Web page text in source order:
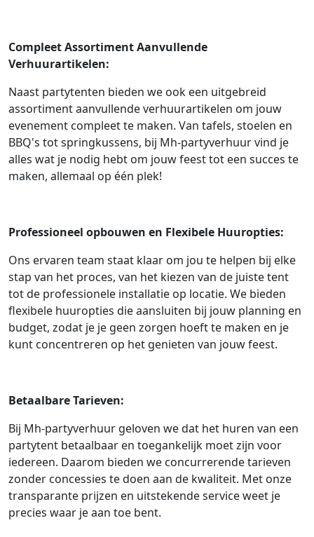
Compleet Assortiment Aanvullende
Verhuurartikelen:
Naast partytenten bieden we ook een uitgebreid
assortiment aanvullende verhuurartikelen om jouw
evenement compleet te maken. Van tafels, stoelen en
BBQ's tot springkussens, bij Mh-partyverhuur vind je
alles wat je nodig hebt om jouw feest tot een succes te
maken, allemaal op één plek!
Professioneel opbouwen en Flexibele Huuropties:
Ons ervaren team staat klaar om jou te helpen bij elke
stap van het proces, van het kiezen van de juiste tent
tot de professionele installatie op locatie. We bieden
flexibele huuropties die aansluiten bij jouw planning en
budget, zodat je je geen zorgen hoeft te maken en je
kunt concentreren op het genieten van jouw feest.
Betaalbare Tarieven:
Bij Mh-partyverhuur geloven we dat het huren van een
partytent betaalbaar en toegankelijk moet zijn voor
iedereen. Daarom bieden we concurrerende tarieven
zonder concessies te doen aan de kwaliteit. Met onze
transparante prijzen en uitstekende service weet je
precies waar je aan toe bent.